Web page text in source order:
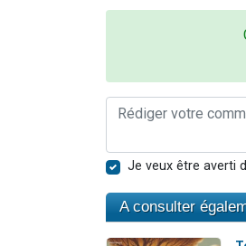
Je veux être averti
A consulter